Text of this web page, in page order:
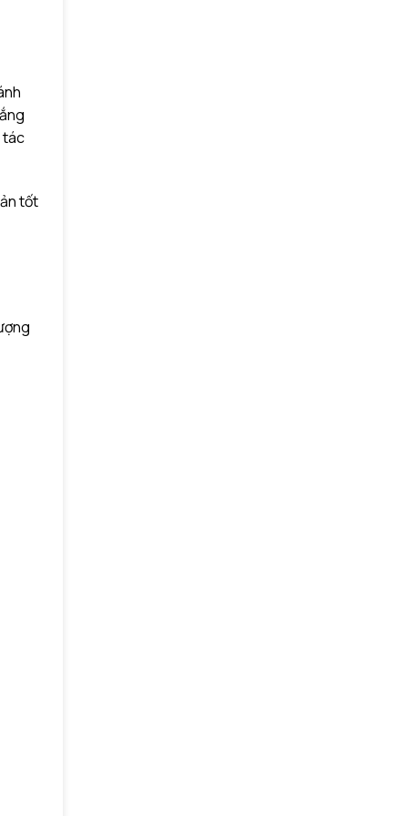
tác
tốt